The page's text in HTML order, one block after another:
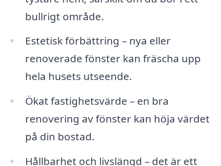
bullrigt område.
Estetisk förbättring – nya eller
renoverade fönster kan fräscha upp
hela husets utseende.
Ökat fastighetsvärde – en bra
renovering av fönster kan höja värdet
på din bostad.
Hållbarhet och livslängd – det är ett